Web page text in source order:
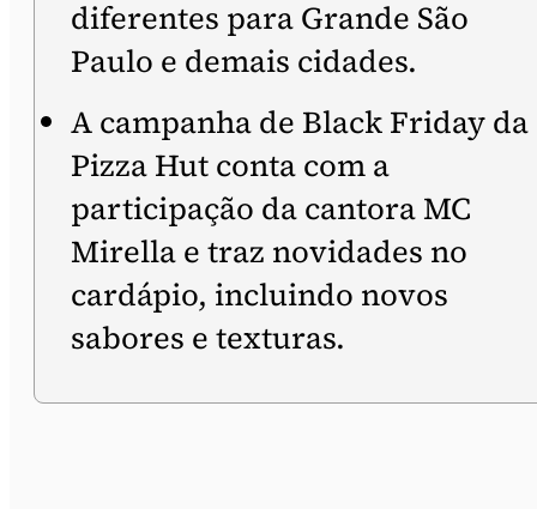
diferentes para Grande São
Paulo e demais cidades.
A campanha de Black Friday da
Pizza Hut conta com a
participação da cantora MC
Mirella e traz novidades no
cardápio, incluindo novos
sabores e texturas.